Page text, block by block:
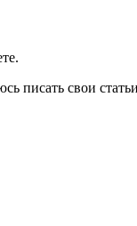
писать свои